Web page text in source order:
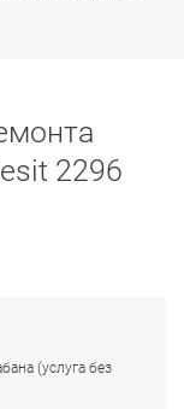
2296
(услуга без